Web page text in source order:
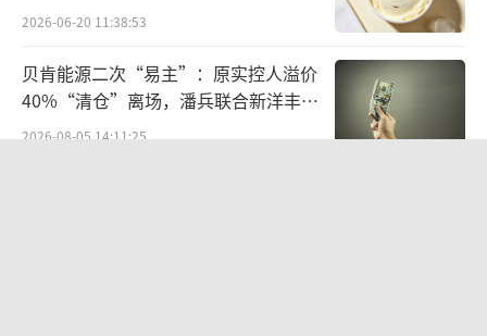
2026-06-20 11:38:53
贝肯能源二次“易主”：原实控人溢价
40%“清仓”离场，潘兵联合新洋丰、
宏科百世拟入主
2026-08-05 14:11:25